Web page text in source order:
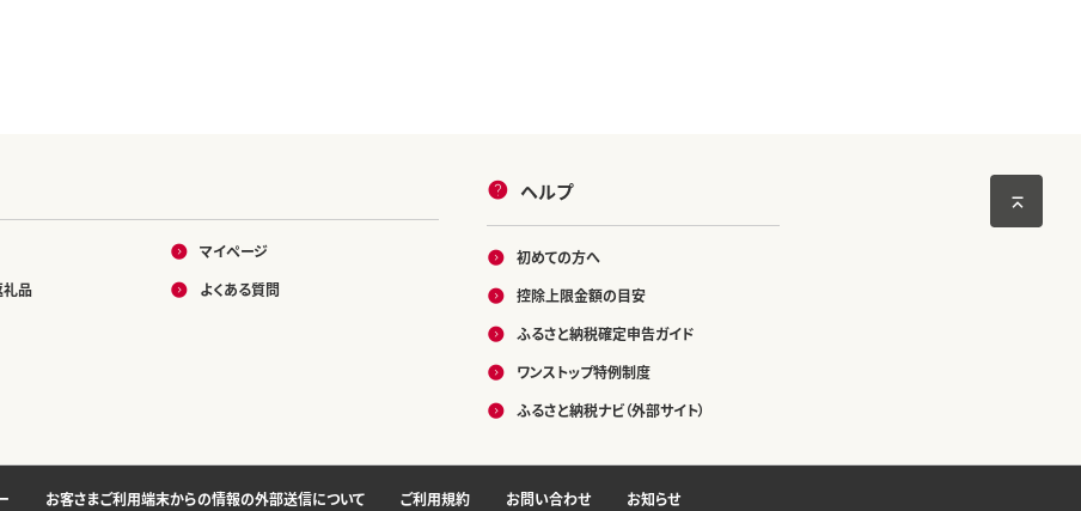
礼品
マイページ
よくある質問
ヘルプ
初めての方へ
控除上限金額の目安
ふるさと納税確定申告ガイド
ワンストップ特例制度
ふるさと納税ナビ（外部サイト）
お客さまご利用端末からの情報の外部送信について ご利用規約 お問い合わせ お知らせ